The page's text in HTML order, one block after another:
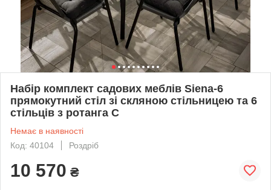
Набір комплект садових меблів Siena-6
прямокутний стіл зі скляною стільницею та 6
стільців з ротанга С
Немає в наявності
Код: 40104
Роздріб
10 570 ₴